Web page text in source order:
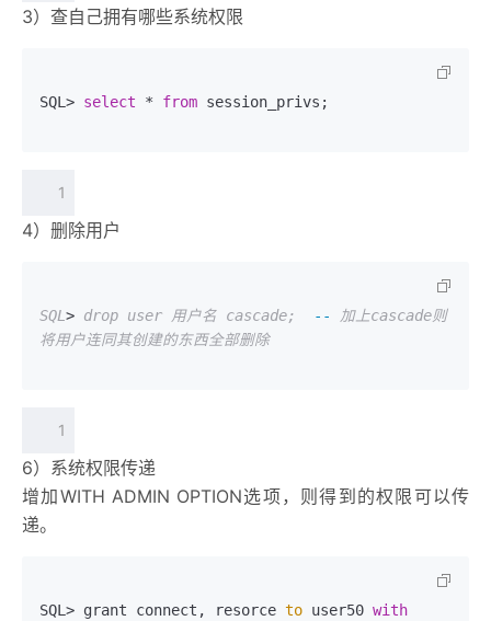
3）查自己拥有哪些系统权限
SQL> select * from session_privs;
1
4）删除用户
SQL > drop user 用户名 cascade; --
加上cascade则
将用户连同其创建的东西全部删除
1
6）系统权限传递
增加WITH ADMIN OPTION选项，则得到的权限可以传
递。
SQL> grant connect, resorce to user50 with